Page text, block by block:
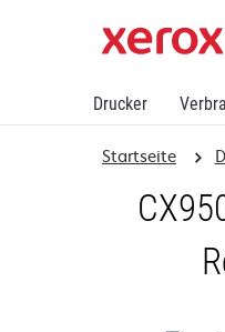
Drucker
Startseite